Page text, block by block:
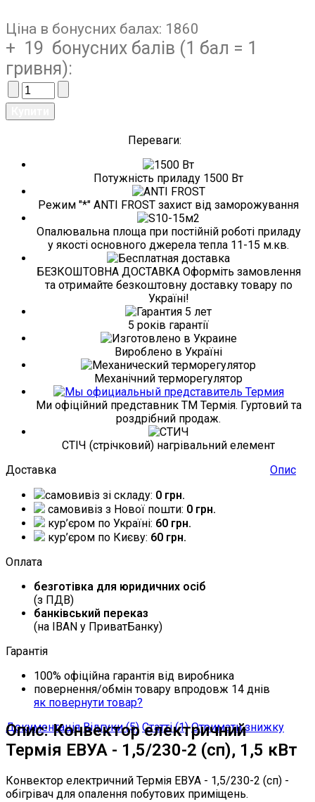
Ціна в бонусних балах: 1860
+ 19 бонусних балів (1 бал = 1
гривня):
Переваги:
Потужність приладу 1500 Вт
Режим "*" ANTI FROST захист від заморожування
Опалювальна площа при постійній роботі приладу
у якості основного джерела тепла 11-15 м.кв.
БЕЗКОШТОВНА ДОСТАВКА Оформіть замовлення
та отримайте безкоштовну доставку товару по
Україні!
5 років гарантії
Вироблено в Україні
Механічний терморегулятор
Ми офіційний представник ТМ Термія. Гуртовий та
роздрібний продаж.
СТІЧ (стрічковий) нагрівальний елемент
Доставка
самовивіз зі складу: 0 грн.
самовивіз з Нової пошти: 0 грн.
кур’єром по Україні: 60 грн.
кур’єром по Києву: 60 грн.
Оплата
безготівка для юридичних осіб
(з ПДВ)
банківський переказ
(на IBAN у ПриватБанку)
Гарантія
100% офіційна гарантія від виробника
повернення/обмін товару впродовж 14 днів
як повернути товар?
Опис
Документація Відгуки (5) Статті (1) Отримати знижку
Опис: Конвектор електричний
Термія ЕВУА - 1,5/230-2 (сп), 1,5 кВт
Конвектор електричний Термія ЕВУА - 1,5/230-2 (сп) -
обігрівач для опалення побутових приміщень.